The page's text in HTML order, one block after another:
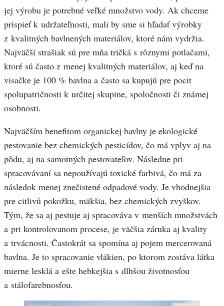
jej výrobu je potrebné veľké množstvo vody. Ak chceme
prispieť k udržateľnosti, mali by sme si hľadať výrobky
z kvalitných bavlnených materiálov, ktoré nám vydržia.
Najväčší strašiak sú pre mňa tričká s rôznymi potlačami,
ktoré sú často z menej kvalitných materiálov, aj keď na
visačke je 100 % bavlna a často sa kupujú pre pocit
spolupatričnosti k určitej skupine, spoločnosti či známej
osobnosti.
Najväčším benefitom organickej bavlny je ekologické
pestovanie bez chemických pesticídov, čo má vplyv aj na
pôdu, aj na samotných pestovateľov. Následne pri
spracovávaní sa nepoužívajú toxické farbivá, čo má za
následok menej znečistené odpadové vody. Je vhodnejšia
pre citlivú pokožku, mäkšia, bez chemických zvyškov.
Tým, že sa aj pestuje aj spracováva v menších množstvách
a pri kontrolovanom procese, je väčšia záruka aj kvality
a trvácnosti. Častokrát sa spomína aj pojem mercerovaná
bavlna. Je to spracovanie vlákien, po ktorom zostáva látka
mierne lesklá a ešte hebkejšia s dlhšou životnosťou
a stálofarebnosťou.